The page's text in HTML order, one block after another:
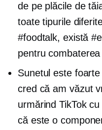
de pe plăcile de
toate tipurile
#foodtalk, există
pentru
Sunetul este
cred că am văzut
urmărind TikTok
că este o